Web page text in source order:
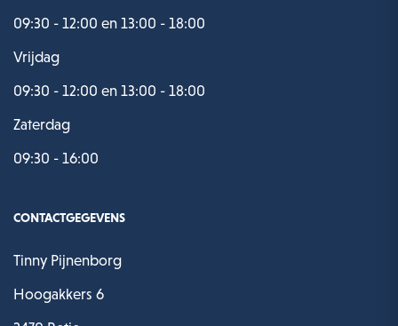
09:30 - 12:00 en 13:00 - 18:00
Vrijdag
09:30 - 12:00 en 13:00 - 18:00
Zaterdag
09:30 - 16:00
CONTACTGEGEVENS
Tinny Pijnenborg
Hoogakkers 6